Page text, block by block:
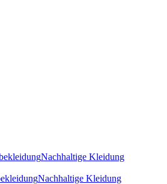
Nachhaltige Kleidung
Nachhaltige Kleidung